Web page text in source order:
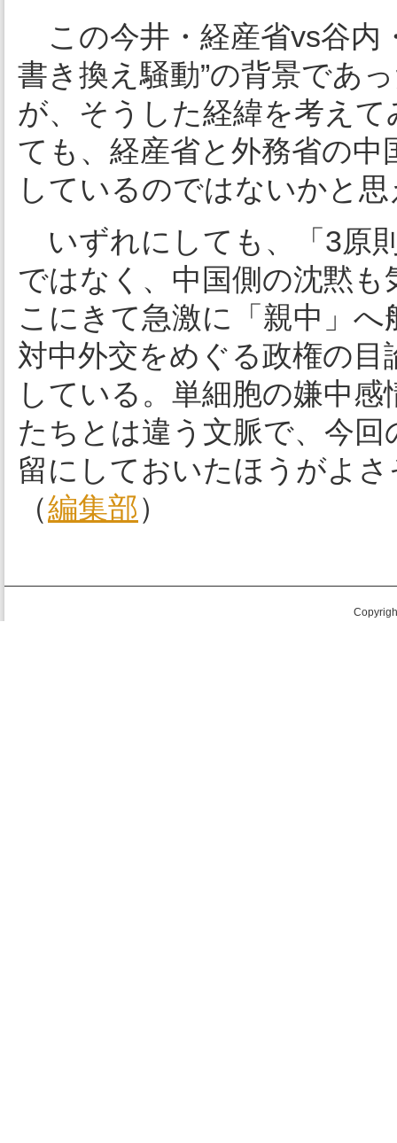
この今井・経産省vs谷内
書き換え騒動”の背景であ
が、そうした経緯を考え
ても、経産省と外務省の
しているのではないかと
いずれにしても、「3原
ではなく、中国側の沈黙
こにきて急激に「親中」
対中外交をめぐる政権の
している。単細胞の嫌中
たちとは違う文脈で、今
留にしておいたほうがよ
（編集部）